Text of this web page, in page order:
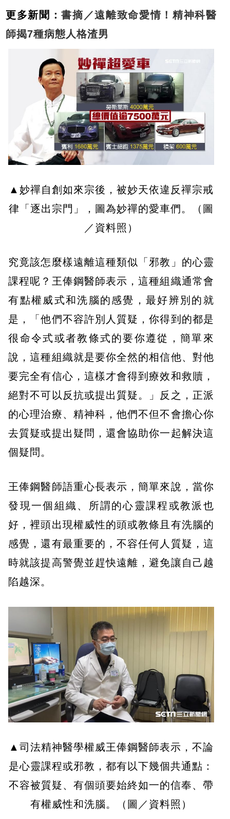
更多新聞：書摘／遠離致命愛情！精神科醫
師揭7種病態人格渣男
▲妙禪自創如來宗後，被妙天依違反禪宗戒
律「逐出宗門」，圖為妙禪的愛車們。（圖
／資料照）
究竟該怎麼樣遠離這種類似「邪教」的心靈
課程呢？王俸鋼醫師表示，這種組織通常會
有點權威式和洗腦的感覺，最好辨別的就
是，「他們不容許別人質疑，你得到的都是
很命令式或者教條式的要你遵從，簡單來
說，這種組織就是要你全然的相信他、對他
要完全有信心，這樣才會得到療效和救贖，
絕對不可以反抗或提出質疑。」反之，正派
的心理治療、精神科，他們不但不會擔心你
去質疑或提出疑問，還會協助你一起解決這
個疑問。
王俸鋼醫師語重心長表示，簡單來說，當你
發現一個組織、所謂的心靈課程或教派也
好，裡頭出現權威性的頭或教條且有洗腦的
感覺，還有最重要的，不容任何人質疑，這
時就該提高警覺並趕快遠離，避免讓自己越
陷越深。
▲司法精神醫學權威王俸鋼醫師表示，不論
是心靈課程或邪教，都有以下幾個共通點：
不容被質疑、有個頭要始終如一的信奉、帶
有權威性和洗腦。（圖／資料照）